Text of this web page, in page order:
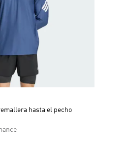
hasta el pecho